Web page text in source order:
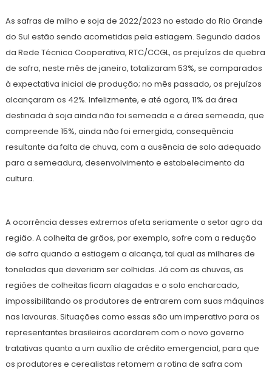
As safras de milho e soja de 2022/2023 no estado do Rio Grande
do Sul estão sendo acometidas pela estiagem. Segundo dados
da Rede Técnica Cooperativa, RTC/CCGL, os prejuízos de quebra
de safra, neste mês de janeiro, totalizaram 53%, se comparados
à expectativa inicial de produção; no mês passado, os prejuízos
alcançaram os 42%. Infelizmente, e até agora, 11% da área
destinada à soja ainda não foi semeada e a área semeada, que
compreende 15%, ainda não foi emergida, consequência
resultante da falta de chuva, com a ausência de solo adequado
para a semeadura, desenvolvimento e estabelecimento da
cultura.
A ocorrência desses extremos afeta seriamente o setor agro da
região. A colheita de grãos, por exemplo, sofre com a redução
de safra quando a estiagem a alcança, tal qual as milhares de
toneladas que deveriam ser colhidas. Já com as chuvas, as
regiões de colheitas ficam alagadas e o solo encharcado,
impossibilitando os produtores de entrarem com suas máquinas
nas lavouras. Situações como essas são um imperativo para os
representantes brasileiros acordarem com o novo governo
tratativas quanto a um auxílio de crédito emergencial, para que
os produtores e cerealistas retomem a rotina de safra com